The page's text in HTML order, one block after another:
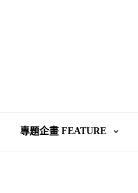
專題企畫 FEATURE